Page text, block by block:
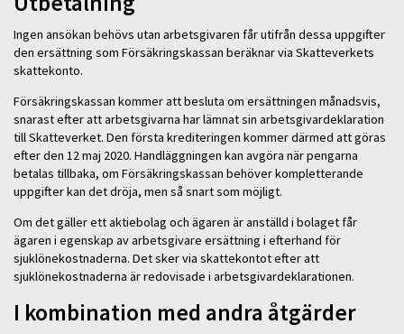
Ingen ansökan behövs utan arbetsgivaren får utifrån dessa uppgifter
den ersättning som Försäkringskassan beräknar via Skatteverkets
skattekonto.
Försäkringskassan kommer att besluta om ersättningen månadsvis,
snarast efter att arbetsgivarna har lämnat sin arbetsgivardeklaration
till Skatteverket. Den första krediteringen kommer därmed att göras
efter den 12 maj 2020. Handläggningen kan avgöra när pengarna
betalas tillbaka, om Försäkringskassan behöver kompletterande
uppgifter kan det dröja, men så snart som möjligt.
Om det gäller ett aktiebolag och ägaren är anställd i bolaget får
ägaren i egenskap av arbetsgivare ersättning i efterhand för
sjuklönekostnaderna. Det sker via skattekontot efter att
sjuklönekostnaderna är redovisade i arbetsgivardeklarationen.
I kombination med andra åtgärder